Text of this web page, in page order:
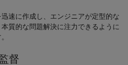
速に作成し、エンジニアが定型的な
質的な問題解決に注力できるように
督